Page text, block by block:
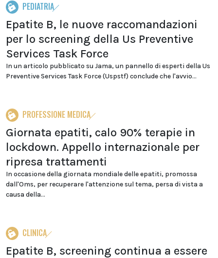
PEDIATRIA
Epatite B, le nuove raccomandazioni
per lo screening della Us Preventive
Services Task Force
In un articolo pubblicato su Jama, un pannello di esperti della Us
Preventive Services Task Force (Uspstf) conclude che l'avvio...
PROFESSIONE MEDICA
Giornata epatiti, calo 90% terapie in
lockdown. Appello internazionale per
ripresa trattamenti
In occasione della giornata mondiale delle epatiti, promossa
dall'Oms, per recuperare l'attenzione sul tema, persa di vista a
causa della...
CLINICA
Epatite B, screening continua a essere